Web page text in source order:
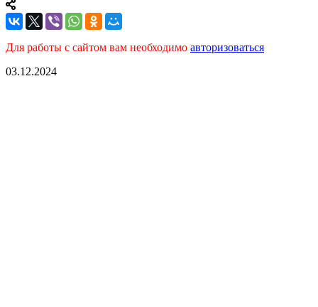
Для работы с сайтом вам необходимо авторизоваться
03.12.2024